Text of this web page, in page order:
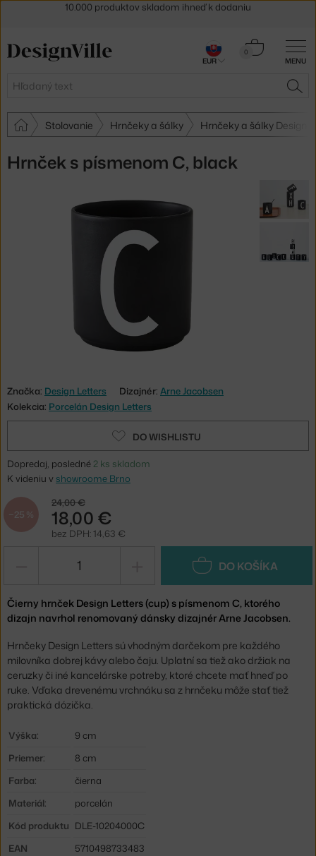
MENU
Hľadať
0
Košík
Stolovanie Hrnčeky a šálky Hrnčeky a šálky Design
Hrnček s písmenom C, black
Značka: Design Letters Dizajnér: Arne Jacobsen
Kolekcia: Porcelán Design Letters
DO WISHLISTU
Dopredaj, posledné 2 ks skladom
K videniu v showroome Brno
−25 %
24,00 €
18,00 €
bez DPH: 14,63 €
DO KOŠÍKA
Čierny hrnček Design Letters (cup) s písmenom C, ktorého
dizajn navrhol renomovaný dánsky dizajnér Arne Jacobsen.
Hrnčeky Design Letters sú vhodným darčekom pre každého
milovníka dobrej kávy alebo čaju. Uplatní sa tiež ako držiak na
ceruzky či iné kancelárske potreby, ktoré chcete mať hneď po
ruke. Vďaka drevenému vrchnáku sa z hrnčeku môže stať tiež
praktická dózička.
Výška:
9 cm
Priemer:
8 cm
Farba:
čierna
Materiál:
porcelán
Kód produktu DLE-10204000C
EAN
5710498733483
30 dní na vrátenie tovaru
EUR